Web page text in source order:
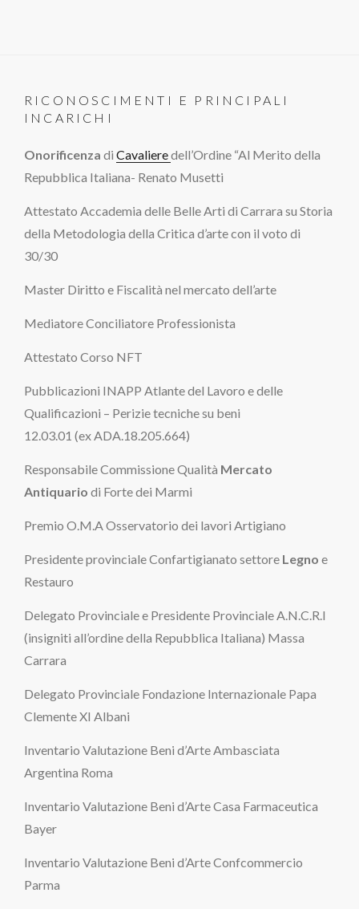
RICONOSCIMENTI E PRINCIPALI
INCARICHI
Onorificenza di Cavalieredell’Ordine “Al Merito della
Repubblica Italiana- Renato Musetti
Attestato Accademia delle Belle Arti di Carrara su Storia
della Metodologia della Critica d’arte con il voto di
30/30
Master Diritto e Fiscalità nel mercato dell’arte
Mediatore Conciliatore Professionista
Attestato Corso NFT
Pubblicazioni INAPP Atlante del Lavoro e delle
Qualificazioni – Perizie tecniche su beni
12.03.01 (ex ADA.18.205.664)
Responsabile Commissione Qualità Mercato
Antiquario di Forte dei Marmi
Premio O.M.A Osservatorio dei lavori Artigiano
Presidente provinciale Confartigianato settore Legno e
Restauro
Delegato Provinciale e Presidente Provinciale A.N.C.R.I
(insigniti all’ordine della Repubblica Italiana) Massa
Carrara
Delegato Provinciale Fondazione Internazionale Papa
Clemente XI Albani
Inventario Valutazione Beni d’Arte Ambasciata
Argentina Roma
Inventario Valutazione Beni d’Arte Casa Farmaceutica
Bayer
Inventario Valutazione Beni d’Arte Confcommercio
Parma